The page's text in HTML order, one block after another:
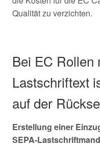
Qualität zu verzichten.
Bei EC Rollen
Lastschriftext
auf der
Erstellung einer
SEPA-